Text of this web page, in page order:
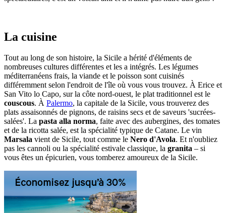
La cuisine
Tout au long de son histoire, la Sicile a hérité d'éléments de
nombreuses cultures différentes et les a intégrés. Les légumes
méditerranéens frais, la viande et le poisson sont cuisinés
différemment selon l'endroit de l'île où vous vous trouvez. À Erice et
San Vito lo Capo, sur la côte nord-ouest, le plat traditionnel est le
couscous. À Palermo, la capitale de la Sicile, vous trouverez des
plats assaisonnés de pignons, de raisins secs et de saveurs 'sucrées-
salées'. La pasta alla norma, faite avec des aubergines, des tomates
et de la ricotta salée, est la spécialité typique de Catane. Le vin
Marsala vient de Sicile, tout comme le Nero d'Avola. Et n'oubliez
pas les cannoli ou la spécialité estivale classique, la granita – si
vous êtes un épicurien, vous tomberez amoureux de la Sicile.